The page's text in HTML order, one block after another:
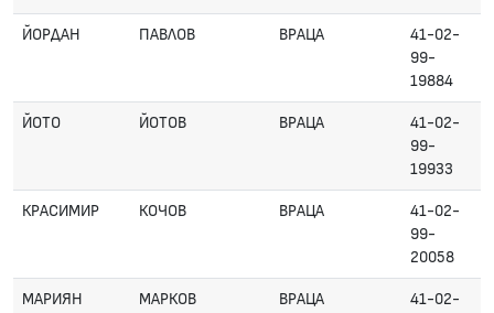
ЙОРДАН ПАВЛОВ ВРАЦА
41-02-
99-
19884
ЙОТО ЙОТОВ ВРАЦА
41-02-
99-
19933
КРАСИМИР КОЧОВ ВРАЦА
41-02-
99-
20058
МАРИЯН МАРКОВ ВРАЦА
41-02-